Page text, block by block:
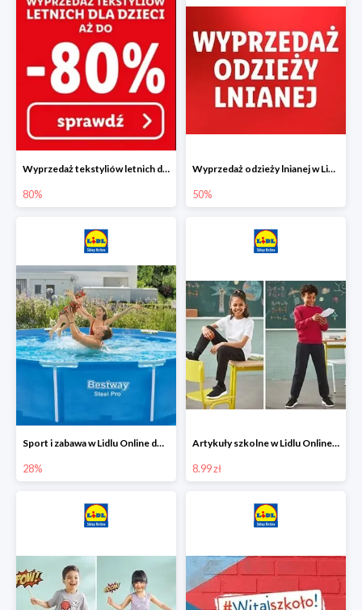
Wyprzedaż tekstyliów letnich dla dzieci w Lidlu Online do -80%
80%
Wyprzedaż odzieży lnianej w Lidlu Online do -50%
50%
Sport i zabawa w Lidlu Online do -28%
28%
Artykuły szkolne w Lidlu Online od 8,99 zł
8.99 zł